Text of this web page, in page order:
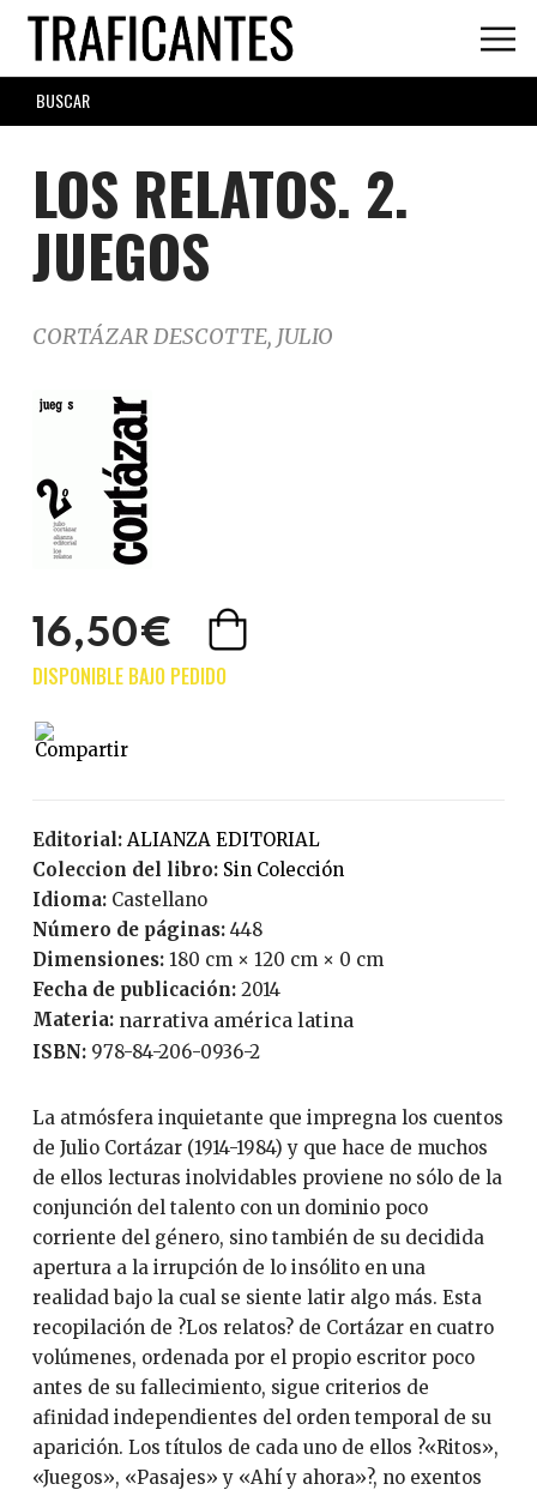
Skip
main
content
SEARCH
FORM
LOS RELATOS. 2.
JUEGOS
CORTÁZAR DESCOTTE, JULIO
16,50€
Editorial:
ALIANZA EDITORIAL
Coleccion del libro:
Sin Colección
Idioma:
Castellano
Número de páginas:
448
Dimensiones: 180 cm × 120 cm × 0 cm
Fecha de publicación:
2014
Materia: narrativa américa latina
ISBN: 978-84-206-0936-2
La atmósfera inquietante que impregna los cuentos
de Julio Cortázar (1914-1984) y que hace de muchos
de ellos lecturas inolvidables proviene no sólo de la
conjunción del talento con un dominio poco
corriente del género, sino también de su decidida
apertura a la irrupción de lo insólito en una
realidad bajo la cual se siente latir algo más. Esta
recopilación de ?Los relatos? de Cortázar en cuatro
volúmenes, ordenada por el propio escritor poco
antes de su fallecimiento, sigue criterios de
afinidad independientes del orden temporal de su
aparición. Los títulos de cada uno de ellos ?«Ritos»,
«Juegos», «Pasajes» y «Ahí y ahora»?, no exentos